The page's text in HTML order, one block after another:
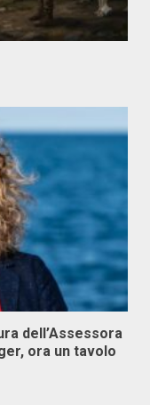
dell’Assessora
ora un tavolo